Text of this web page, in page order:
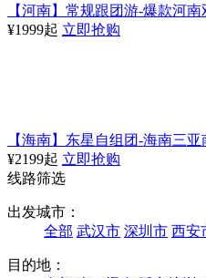
【河南】常规跟团游-爆款河
¥1999起 立即抢购
【海南】东星自组团-海南三
¥2199起 立即抢购
线路筛选
出发城市：
全部 武汉市 深圳市 西安
目的地：